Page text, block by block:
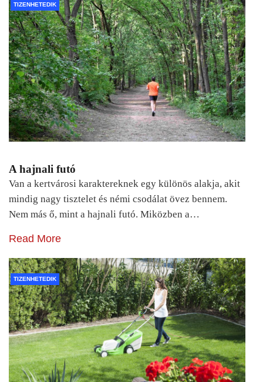
TIZENHETEDIK
A hajnali futó
Van a kertvárosi karaktereknek egy különös alakja, akit
mindig nagy tisztelet és némi csodálat övez bennem.
Nem más ő, mint a hajnali futó. Miközben a…
Read More
TIZENHETEDIK